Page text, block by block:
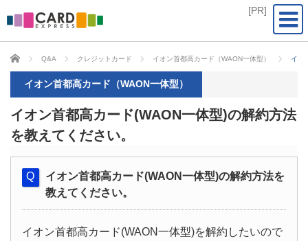
CARD EXPRESS
Q&A クレジットカード イオン首都高カード（WAON一体型） イオ
イオン首都高カード（WAON一体型）
イオン首都高カード(WAON一体型)の解約方法
を教えてください。
イオン首都高カード(WAON一体型)の解約方法を
教えてください。
イオン首都高カード(WAON一体型)を解約したいので